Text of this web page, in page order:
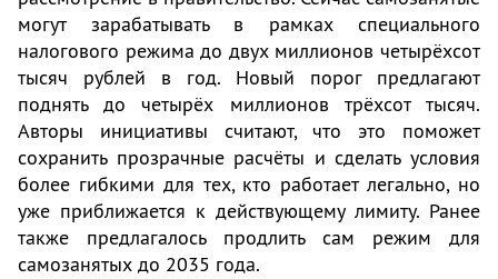
могут зарабатывать в рамках специального
налогового режима до двух миллионов четырёхсот
тысяч рублей в год. Новый порог предлагают
поднять до четырёх миллионов трёхсот тысяч.
Авторы инициативы считают, что это поможет
сохранить прозрачные расчёты и сделать условия
более гибкими для тех, кто работает легально, но
уже приближается к действующему лимиту. Ранее
также предлагалось продлить сам режим для
самозанятых до 2035 года.